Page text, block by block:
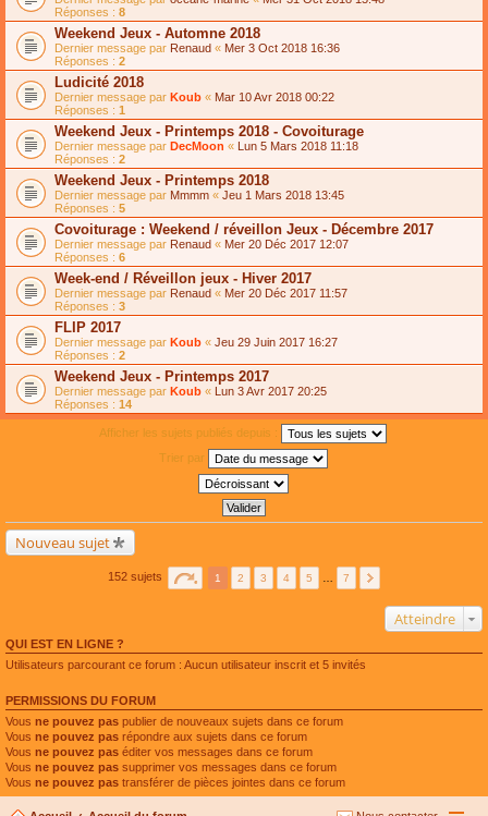
Réponses : 8
Weekend Jeux - Automne 2018
Dernier message par Renaud « Mer 3 Oct 2018 16:36
Réponses : 2
Ludicité 2018
Dernier message par Koub « Mar 10 Avr 2018 00:22
Réponses : 1
Weekend Jeux - Printemps 2018 - Covoiturage
Dernier message par DecMoon « Lun 5 Mars 2018 11:18
Réponses : 2
Weekend Jeux - Printemps 2018
Dernier message par Mmmm « Jeu 1 Mars 2018 13:45
Réponses : 5
Covoiturage : Weekend / réveillon Jeux - Décembre 2017
Dernier message par Renaud « Mer 20 Déc 2017 12:07
Réponses : 6
Week-end / Réveillon jeux - Hiver 2017
Dernier message par Renaud « Mer 20 Déc 2017 11:57
Réponses : 3
FLIP 2017
Dernier message par Koub « Jeu 29 Juin 2017 16:27
Réponses : 2
Weekend Jeux - Printemps 2017
Dernier message par Koub « Lun 3 Avr 2017 20:25
Réponses : 14
Afficher les sujets publiés depuis :
Trier par
Nouveau sujet
152 sujets 1 2 3 4 5 7
Atteindre
QUI EST EN LIGNE ?
Utilisateurs parcourant ce forum : Aucun utilisateur inscrit et 5 invités
PERMISSIONS DU FORUM
Vous ne pouvez pas publier de nouveaux sujets dans ce forum
Vous ne pouvez pas répondre aux sujets dans ce forum
Vous ne pouvez pas éditer vos messages dans ce forum
Vous ne pouvez pas supprimer vos messages dans ce forum
Vous ne pouvez pas transférer de pièces jointes dans ce forum